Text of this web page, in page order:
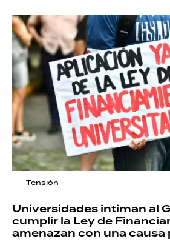
Tensión
Universidades intiman al
cumplir la Ley de
amenazan con una causa